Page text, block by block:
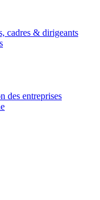
cadres & dirigeants
des entreprises